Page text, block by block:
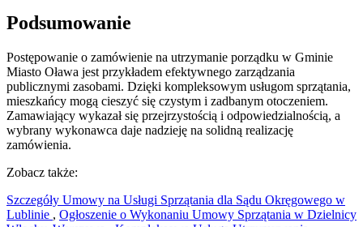
Podsumowanie
Postępowanie o zamówienie na utrzymanie porządku w Gminie
Miasto Oława jest przykładem efektywnego zarządzania
publicznymi zasobami. Dzięki kompleksowym usługom sprzątania,
mieszkańcy mogą cieszyć się czystym i zadbanym otoczeniem.
Zamawiający wykazał się przejrzystością i odpowiedzialnością, a
wybrany wykonawca daje nadzieję na solidną realizację
zamówienia.
Zobacz także:
Szczegóły Umowy na Usługi Sprzątania dla Sądu Okręgowego w
Lublinie , Ogłoszenie o Wykonaniu Umowy Sprzątania w Dzielnicy